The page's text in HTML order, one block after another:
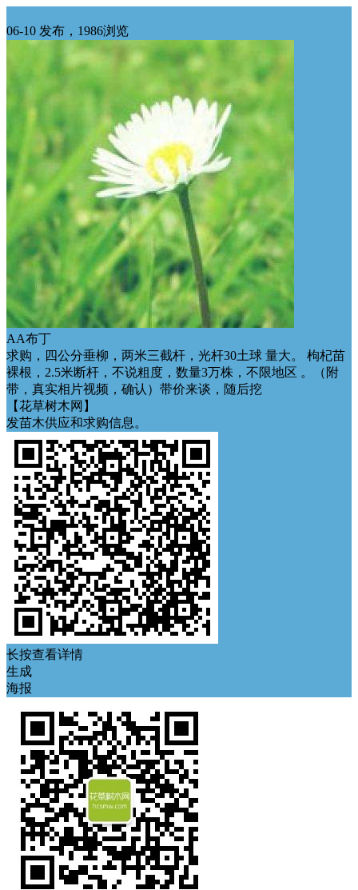
06-10 发布，1986浏览
AA布丁
求购，四公分垂柳，两米三截杆，光杆30土球 量大。 枸杞苗
裸根，2.5米断杆，不说粗度，数量3万株，不限地区 。（附
带，真实相片视频，确认）带价来谈，随后挖
【花草树木网】
发苗木供应和求购信息。
长按查看详情
生成
海报